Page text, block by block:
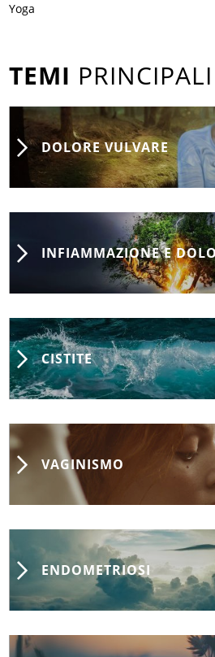
Yoga
TEMI PRINCIPALI
DOLORE VULVARE
INFIAMMAZIONE E
CISTITE
VAGINISMO
ENDOMETRIOSI